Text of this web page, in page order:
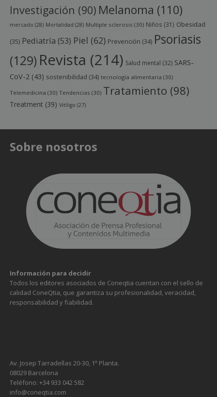
Investigación (90) Melanoma (110)
mercado (28) Mortalidad (28) Multiple sclerosis (30) Niños (31) Obesidad
(35) Pediatría (53) Piel (62) Prevención (34) Psoriasis
(129) Revista (214) Salud mental (32) SARS-
CoV-2 (43) sostenibilidad (34) tecnología alimentaria (30)
Telemedicina (30) Tendencias (30) Tratamiento (98)
Treatment (39) Vitíligo (27)
Sobre nosotros
Información para decidir
Todos los editores asociados de Coneqtia cuentan con el sello de
calidad ConeQtia, que garantiza su profesionalidad, veracidad,
responsabilidad y fiabilidad.
Av. Josep Tarradellas 20-30, 1ª Planta.
08029 Barcelona
Teléfono: +34 933 042 582
info@coneqtia.com